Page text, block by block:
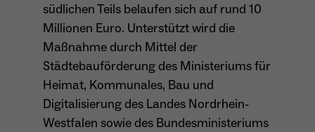
Laufzeit 4 Monate
- Wiedererkennung von Nutzern zwischen
Websites - Ausspielung personalisierter
Werbung - Messung von Conversions aus
Facebook-/Instagram-Werbung
südlichen Teils belaufen sich auf rund 10
Millionen Euro. Unterstützt wird die
Maßnahme durch Mittel der
Städtebauförderung des Ministeriums für
Heimat, Kommunales, Bau und
Digitalisierung des Landes Nordrhein-
Westfalen sowie des Bundesministeriums